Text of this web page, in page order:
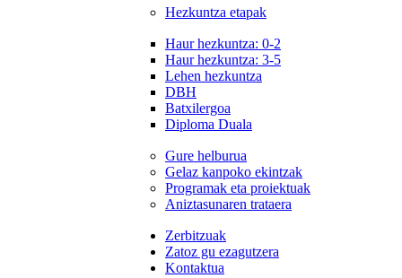
Hezkuntza etapak
Haur hezkuntza: 0-2
Haur hezkuntza: 3-5
Lehen hezkuntza
DBH
Batxilergoa
Diploma Duala
Gure helburua
Gelaz kanpoko ekintzak
Programak eta proiektuak
Aniztasunaren trataera
Zerbitzuak
Zatoz gu ezagutzera
Kontaktua